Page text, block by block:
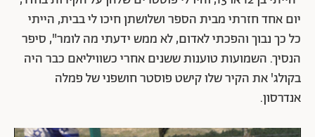
יום אחד חזרתי מבית הספר ושלושתן חיכו לי בבית, הייתי
כל כך נבוך והפכתי לאדום, לא ממש ידעתי מה לומר", סיפר
הנסיך. השמועות טוענות ששנים אחרי כשוויליאם כבר היה
בקולג' את הקיר שלו קישט פוסטר חושפני של פמלה
אנדרסון.